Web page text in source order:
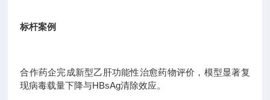
标杆案例
合作药企完成新型乙肝功能性治愈药物评价，模型显著复
现病毒载量下降与HBsAg清除效应。